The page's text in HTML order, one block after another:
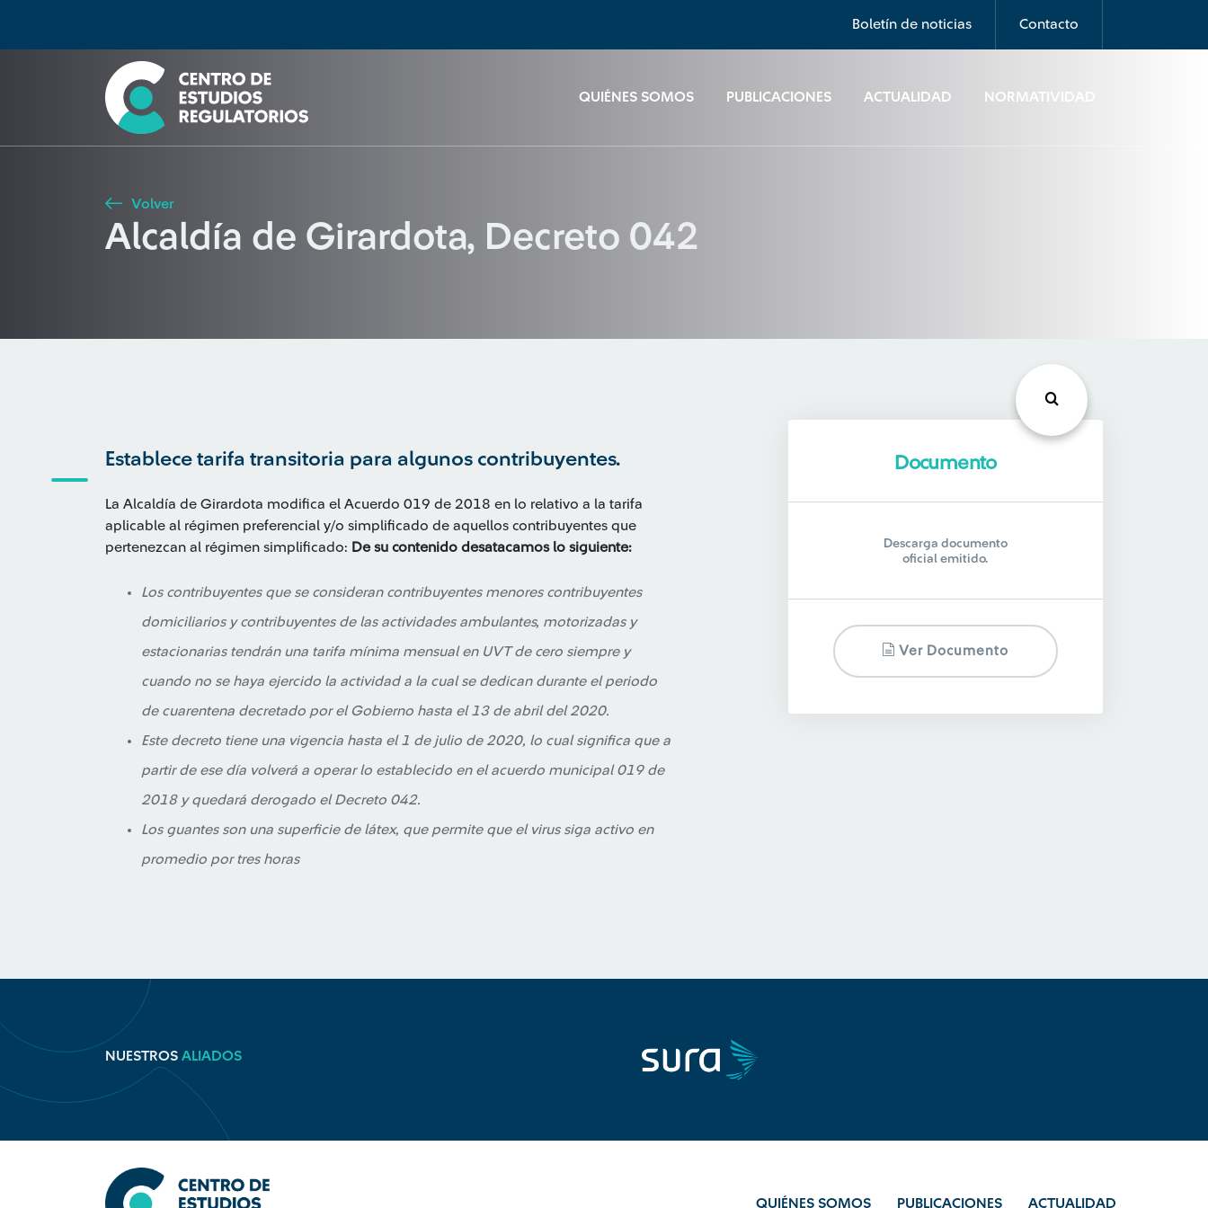
Boletín de noticias Contacto
QUIÉNES SOMOS PUBLICACIONES ACTUALIDAD NORMATIVIDAD
Seleccione país
Buscar
Volver
Alcaldía de Girardota, Decreto 042
Establece tarifa transitoria para algunos contribuyentes.
La Alcaldía de Girardota modifica el Acuerdo 019 de 2018 en lo relativo a la tarifa
aplicable al régimen preferencial y/o simplificado de aquellos contribuyentes que
pertenezcan al régimen simplificado: De su contenido desatacamos lo siguiente:
Los contribuyentes que se consideran contribuyentes menores contribuyentes
domiciliarios y contribuyentes de las actividades ambulantes, motorizadas y
estacionarias tendrán una tarifa mínima mensual en UVT de cero siempre y
cuando no se haya ejercido la actividad a la cual se dedican durante el periodo
de cuarentena decretado por el Gobierno hasta el 13 de abril del 2020.
Este decreto tiene una vigencia hasta el 1 de julio de 2020, lo cual significa que a
partir de ese día volverá a operar lo establecido en el acuerdo municipal 019 de
2018 y quedará derogado el Decreto 042.
Los guantes son una superficie de látex, que permite que el virus siga activo en
promedio por tres horas
Documento
Descarga documento
oficial emitido.
Ver Documento
NUESTROS ALIADOS
QUIÉNES SOMOS PUBLICACIONES ACTUALIDAD